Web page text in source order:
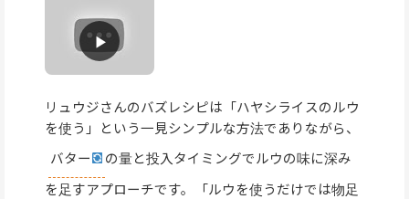
リュウジさんのバズレシピは「ハヤシライスのルウ
を使う」という一見シンプルな方法でありながら、
バター
の量と投入タイミングでルウの味に深み
を足すアプローチです。「ルウを使うだけでは物足